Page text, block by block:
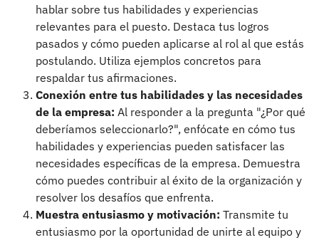
hablar sobre tus habilidades y experiencias
relevantes para el puesto. Destaca tus logros
pasados y cómo pueden aplicarse al rol al que estás
postulando. Utiliza ejemplos concretos para
respaldar tus afirmaciones.
Conexión entre tus habilidades y las necesidades
de la empresa: Al responder a la pregunta "¿Por qué
deberíamos seleccionarlo?", enfócate en cómo tus
habilidades y experiencias pueden satisfacer las
necesidades específicas de la empresa. Demuestra
cómo puedes contribuir al éxito de la organización y
resolver los desafíos que enfrenta.
Muestra entusiasmo y motivación: Transmite tu
entusiasmo por la oportunidad de unirte al equipo y